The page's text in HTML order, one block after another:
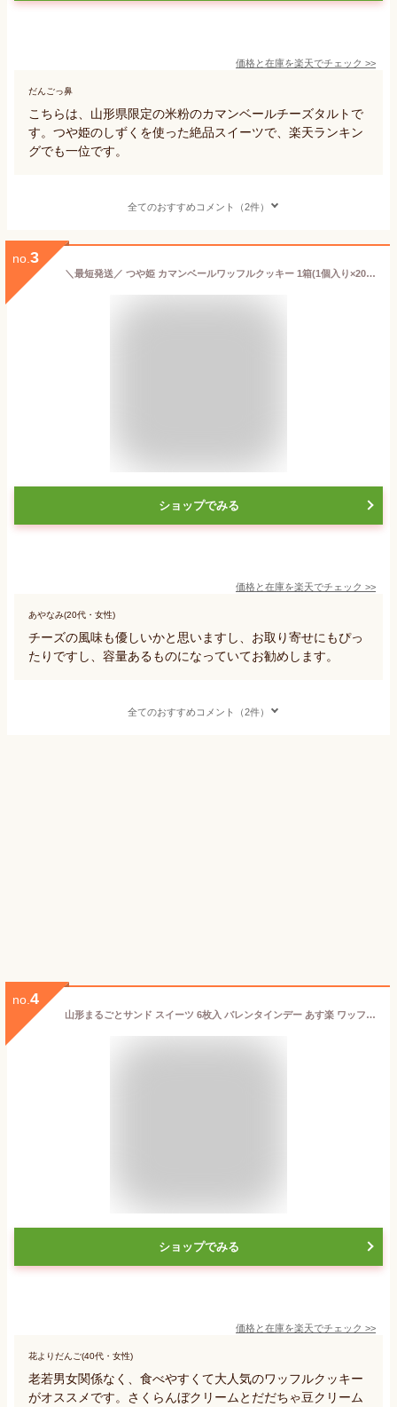
価格と在庫を楽天でチェック >>
だんごっ鼻
こちらは、山形県限定の米粉のカマンベールチーズタルトで
す。つや姫のしずくを使った絶品スイーツで、楽天ランキン
グでも一位です。
全てのおすすめコメント（2件）
no. 3
＼最短発送／ つや姫 カマンベールワッフルクッキー 1箱(1個入り×20) 山形日和 山形 お土産 ブランド米 (東北 山形 ご当地 手土産 お菓子 焼菓子 お米 米粉 チーズ オリジナル 限定 お取り寄せ 美味しい おすすめ サクサク 個包装)【A01】
ショップでみる
価格と在庫を楽天でチェック >>
あやなみ(20代・女性)
チーズの風味も優しいかと思いますし、お取り寄せにもぴっ
たりですし、容量あるものになっていてお勧めします。
全てのおすすめコメント（2件）
no. 4
山形まるごとサンド スイーツ 6枚入 バレンタインデー あす楽 ワッフル クッキー 菓子 クッキー お試しスイーツ 山形 さくらんぼ 枝豆 洋菓子 土産 お取り寄せ お取り寄せグルメ 可愛い 山形土産 パケ買い お試しスイーツ パケ買い 可愛い
ショップでみる
価格と在庫を楽天でチェック >>
花よりだんご(40代・女性)
老若男女関係なく、食べやすくて大人気のワッフルクッキー
がオススメです。さくらんぼクリームとだだちゃ豆クリーム